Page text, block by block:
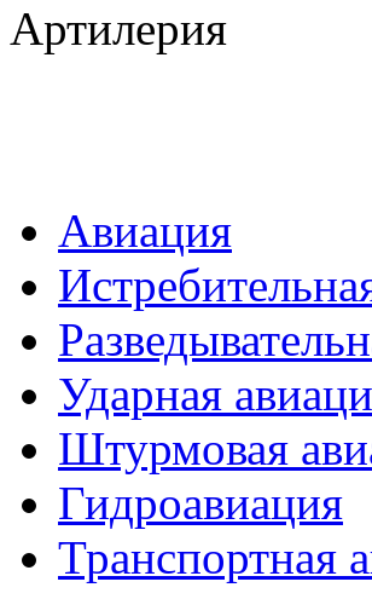
Артилерия
Авиация
Ударная
Штурмовая
Гидроавиация
Транспортная